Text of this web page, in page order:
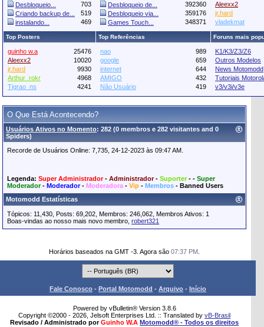
Desbloqueio...
703
Criando backup de...
519
instalando...
469
Desbloqueio de...
392360
Desbloqueio via...
359176
Games Touch...
348371
Aleexx2
jr.hard
vladekmat
Top Posters Top Referências Foruns mais
guinho w.a
25476
Aleexx2
10020
jr.hard
9930
Arthur_rokr
4968
Tigrao_ns
4241
nao
989
google
659
internet
644
AMIGO
432
Não Usuário
419
K1/K3/Z3/Z6
Outros Modelos
News Motomodd
Tutoriais
v3/v3i/v3e
O Que Está Acontecendo?
Usuários Ativos no Momento: 282 (0 membros e 282 visitantes and 0
Spiders)
Recorde de Usuários Online: 7,735, 24-12-2023 às 09:47 AM.
Legenda:Super Administrador-Administrador-Suporter- -Super
Moderador-Moderador-Moderadora -Vip -Membros -Banned Users
Motomodd Estatísticas
Tópicos: 11,430, Posts: 69,202, Membros: 246,062,Membros Ativos: 1
Boas-vindas ao nosso mais novo membro,robert321
Horários baseados na GMT -3. Agora são07:37 PM
Fale Conosco -Portal Motomodd -Arquivo -Início
Powered by vBulletin® Version 3.8.6
Copyright ©2000 - 2026, Jelsoft Enterprises Ltd. :: Translated byvB-Brasil
Revisado / Administrado porGuinho W.A Motomodd® - Todos os direitos